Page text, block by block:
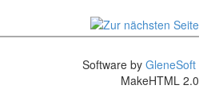
Software by GleneSoft
MakeHTML 2.0